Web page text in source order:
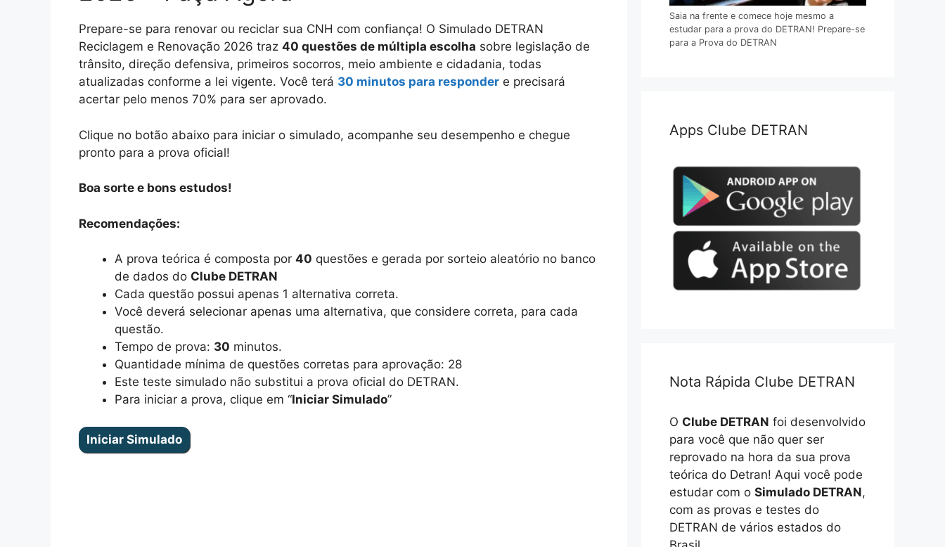
Prepare-se para renovar ou reciclar sua CNH com confiança! O Simulado DETRAN
Reciclagem e Renovação 2026 traz 40 questões de múltipla escolha sobre legislação de
trânsito, direção defensiva, primeiros socorros, meio ambiente e cidadania, todas
atualizadas conforme a lei vigente. Você terá 30 minutos para responder e precisará
acertar pelo menos 70% para ser aprovado.
Clique no botão abaixo para iniciar o simulado, acompanhe seu desempenho e chegue
pronto para a prova oficial!
Boa sorte e bons estudos!
Recomendações:
A prova teórica é composta por 40 questões e gerada por sorteio aleatório no banco
de dados do Clube DETRAN
Cada questão possui apenas 1 alternativa correta.
Você deverá selecionar apenas uma alternativa, que considere correta, para cada
questão.
Tempo de prova: 30 minutos.
Quantidade mínima de questões corretas para aprovação: 28
Este teste simulado não substitui a prova oficial do DETRAN.
Para iniciar a prova, clique em “Iniciar Simulado”
Saia na frente e comece hoje mesmo a
estudar para a prova do DETRAN! Prepare-se
para a Prova do DETRAN
Apps Clube DETRAN
Nota Rápida Clube DETRAN
O Clube DETRAN foi desenvolvido
para você que não quer ser
reprovado na hora da sua prova
teórica do Detran! Aqui você pode
estudar com o Simulado DETRAN,
com as provas e testes do
DETRAN de vários estados do